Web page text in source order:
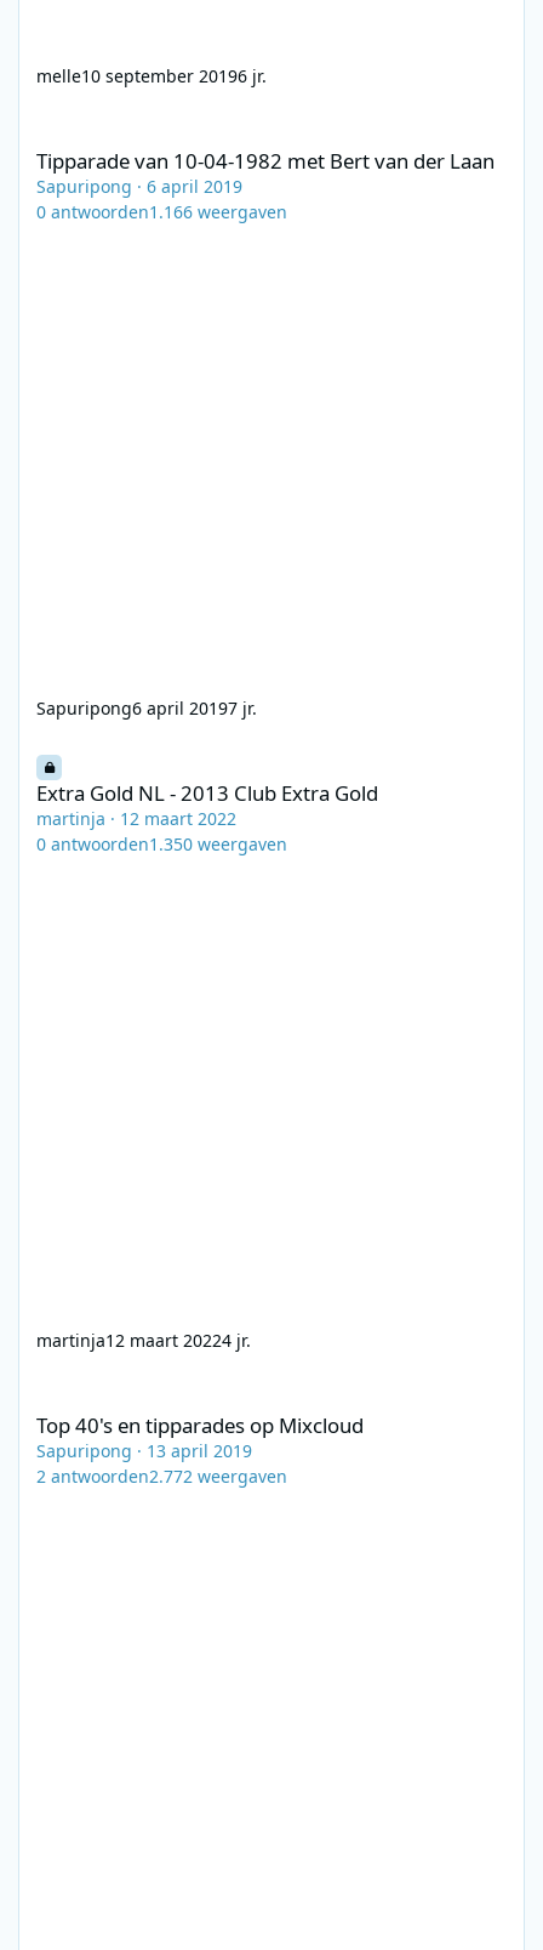
melle10 september 20196 jr.
Tipparade van 10-04-1982 met Bert van der Laan
Sapuripong · 6 april 2019
0 antwoorden1.166 weergaven
Sapuripong6 april 20197 jr.
Extra Gold NL - 2013 Club Extra Gold
martinja · 12 maart 2022
0 antwoorden1.350 weergaven
martinja12 maart 20224 jr.
Top 40's en tipparades op Mixcloud
Sapuripong · 13 april 2019
2 antwoorden2.772 weergaven